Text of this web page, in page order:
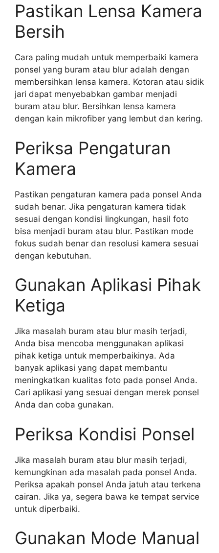
Pastikan Lensa Kamera
Bersih
Cara paling mudah untuk memperbaiki kamera
ponsel yang buram atau blur adalah dengan
membersihkan lensa kamera. Kotoran atau sidik
jari dapat menyebabkan gambar menjadi
buram atau blur. Bersihkan lensa kamera
dengan kain mikrofiber yang lembut dan kering.
Periksa Pengaturan
Kamera
Pastikan pengaturan kamera pada ponsel Anda
sudah benar. Jika pengaturan kamera tidak
sesuai dengan kondisi lingkungan, hasil foto
bisa menjadi buram atau blur. Pastikan mode
fokus sudah benar dan resolusi kamera sesuai
dengan kebutuhan.
Gunakan Aplikasi Pihak
Ketiga
Jika masalah buram atau blur masih terjadi,
Anda bisa mencoba menggunakan aplikasi
pihak ketiga untuk memperbaikinya. Ada
banyak aplikasi yang dapat membantu
meningkatkan kualitas foto pada ponsel Anda.
Cari aplikasi yang sesuai dengan merek ponsel
Anda dan coba gunakan.
Periksa Kondisi Ponsel
Jika masalah buram atau blur masih terjadi,
kemungkinan ada masalah pada ponsel Anda.
Periksa apakah ponsel Anda jatuh atau terkena
cairan. Jika ya, segera bawa ke tempat service
untuk diperbaiki.
Gunakan Mode Manual